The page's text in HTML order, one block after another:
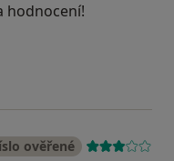
hodnocení!
ověřené